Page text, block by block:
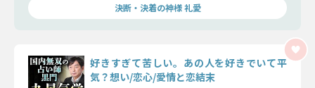
決断・決着の神様 礼愛
好きすぎて苦しい。あの人を好きでいて平
気？想い/恋心/愛情と恋結末